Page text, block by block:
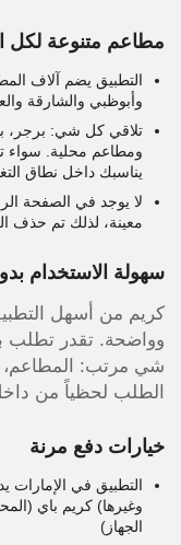
مطاعم متنوعة لكل
التطبيق يضم آلاف
وأبوظبي والشارقة
تلاقي كل شي: برجر،
ومطاعم محلية. سواء
يناسبك داخل نطاق
معينة، لذلك تم حذف
سهولة الاستخدام
كريم من أسهل
وواضحة. تقدر تطلب
شي مرتب: المطاعم،
الطلب لحظياً من
خيارات دفع مرنة
التطبيق في الإمارات
وغيرها) كريم باي
الجهاز)